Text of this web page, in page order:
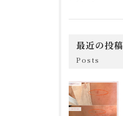
最近の投稿
Posts